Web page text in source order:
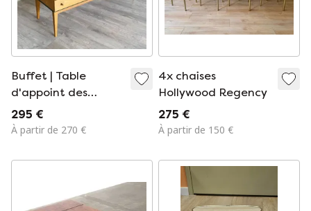
Buffet | Table
d'appoint des
années 1960
295 €
À partir de 270 €
4x chaises
Hollywood Regency
275 €
À partir de 150 €